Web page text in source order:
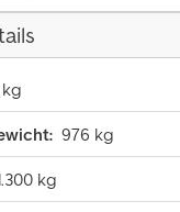
976 kg
kg